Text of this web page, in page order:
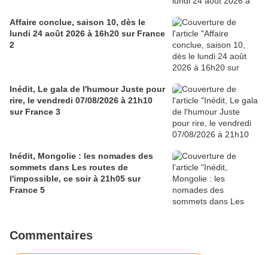
Affaire conclue, saison 10, dès le
lundi 24 août 2026 à 16h20 sur France
2
Inédit, Le gala de l'humour Juste pour
rire, le vendredi 07/08/2026 à 21h10
sur France 3
Inédit, Mongolie : les nomades des
sommets dans Les routes de
l'impossible, ce soir à 21h05 sur
France 5
Commentaires